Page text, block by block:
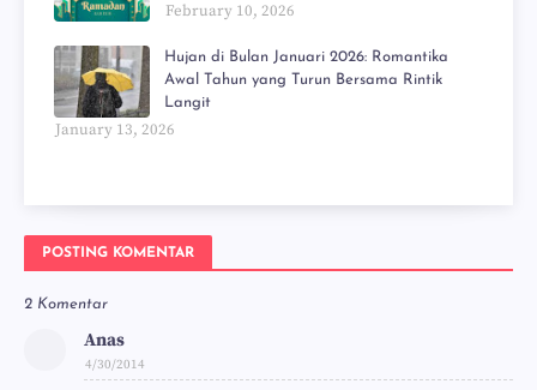
February 10, 2026
Hujan di Bulan Januari 2026: Romantika
Awal Tahun yang Turun Bersama Rintik
Langit
January 13, 2026
POSTING KOMENTAR
2 Komentar
Anas
4/30/2014